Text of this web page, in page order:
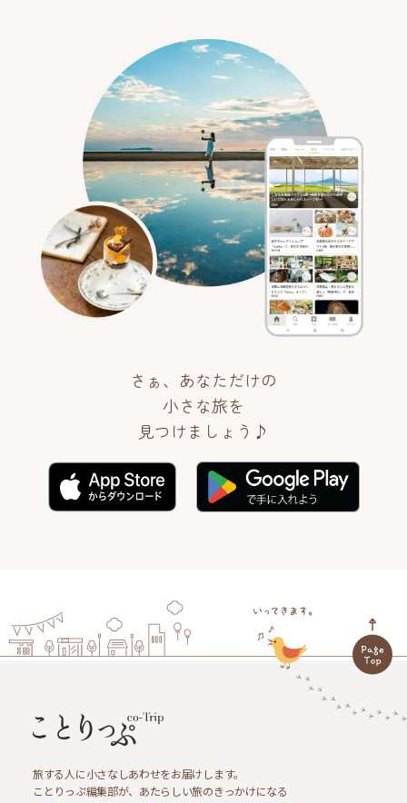
さぁ、あなただけの
小さな旅を
見つけましょう♪
旅する人に小さなしあわせをお届けします。
ことりっぷ編集部が、あたらしい旅のきっかけになる